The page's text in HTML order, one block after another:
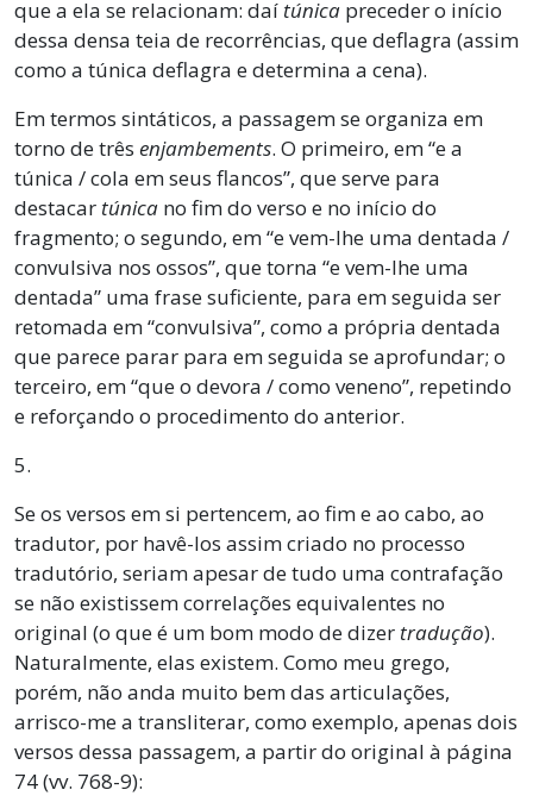
que a ela se relacionam: daí túnica preceder o início
dessa densa teia de recorrências, que deflagra (assim
como a túnica deflagra e determina a cena).
Em termos sintáticos, a passagem se organiza em
torno de três enjambements. O primeiro, em “e a
túnica / cola em seus flancos”, que serve para
destacar túnica no fim do verso e no início do
fragmento; o segundo, em “e vem-lhe uma dentada /
convulsiva nos ossos”, que torna “e vem-lhe uma
dentada” uma frase suficiente, para em seguida ser
retomada em “convulsiva”, como a própria dentada
que parece parar para em seguida se aprofundar; o
terceiro, em “que o devora / como veneno”, repetindo
e reforçando o procedimento do anterior.
5.
Se os versos em si pertencem, ao fim e ao cabo, ao
tradutor, por havê-los assim criado no processo
tradutório, seriam apesar de tudo uma contrafação
se não existissem correlações equivalentes no
original (o que é um bom modo de dizer tradução).
Naturalmente, elas existem. Como meu grego,
porém, não anda muito bem das articulações,
arrisco-me a transliterar, como exemplo, apenas dois
versos dessa passagem, a partir do original à página
74 (vv. 768-9):